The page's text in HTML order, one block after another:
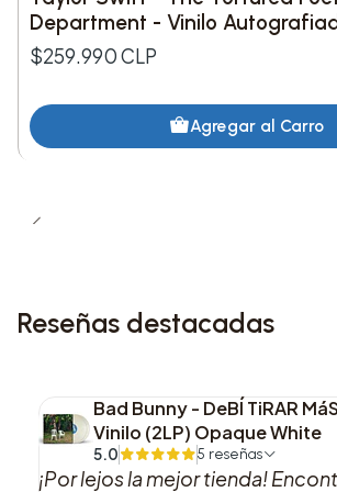
7. Jon Batiste Interlude
9. Fingertips
Father While He’s Deep‑Sea
13. Margaret (feat. Bleachers)
14. Fishtail
Department - Vinilo
$259.990 CLP
Agregar al Carro
Reseñas destacadas
Bad Bunny - DeBÍ TiRAR
Vinilo (2LP) Opaque White
5.0 5 reseñas
¡Por lejos la mejor tienda!